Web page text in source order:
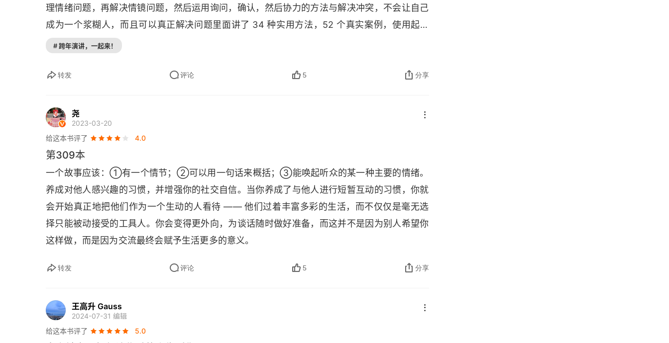
察一下别人的反应，让他人来决定是不是好笑。这样做通常是源于不安全感，想要将自己的意志
强加于他人 27. 对别人说 “不” 的终极办法就是踢皮球。这时候，你与其说 “不”，还不如说 “好
的，但是…” 踢皮球意味着把责任推卸给别人，而不用自己承担 28. 说 “不” 是一项宝贵的技能。
学会说 “不”，你就能避免紧张、对抗和愤怒。没有 “不” 的人生不是你自己的人生，而是为别人
技巧之一。它不仅在处理霸凌时有用，一旦你掌握了它的原理，它的用途就非常广泛了。如果气
氛很糟，机智的回应可以缓解紧张氛围，让情绪恢复正常。如果气氛很好，那么机智的回答就会
锦上添花 30. 掌握机智的回应技巧会为你赢得他人的尊重。只需要一句话，而且越短、越有力，
作用就越好、越有效。机智的回应能同时达到许多效果。它能让人们开怀大笑，让他们放下戒
备，同时也能让你显得聪明伶俐、洞察入微、思维敏捷 31. 运用正确的语调。最佳的机智回嘴中
应该带着 50% 的冷漠。你绝对不应该太过激动地去反驳别人，因为那样会显示出你受到了他们
起初辱骂的影响 32. 机智回嘴主要有三种方法同意，然后夸大：理念在于，无论对方骂了什么，
你都要表示赞同，然后以一种可笑的方式加以补充反驳，然后夸大大：让矛头轻松转向进行奇葩
的比较：要怪异一点，极端一点，越夸张越好。这并不是在反驳对方；只是把话题变成奇谈怪
论，甚至让人摸不着头脑 33. 应对这种被动攻击的行为不要把他们想要的东西拱手相让。让他们
们的名或者生他们的气。记住，在他们的脑海中，发生的所有不好的事情，没有一件是他们的
错。他们的世界观、他们处理问题的方式是扭曲的，所以如果你点他们的名，提醒他们自己应负
理情绪问题，再解决情镜问题，然后运用询问，确认，然后协力的方法与解决冲突，不会让自己
成为一个浆糊人，而且可以真正解决问题里面讲了 34 种实用方法，52 个真实案例，使用起来
更轻松易上手，比如，我们要去见客户，那么我要上让自己进入见客户的这个状态系统，先做一
丈母娘可以用 / 相亲可以用.. 确实可以用在各种社交场合中，帮自己解决难题，让自己变得更轻
# 跨年演讲，一起来！
转发 评论 5 分享
尧
2023-03-20
给这本书评了
4.0
第309本
一个故事应该：①有一个情节；②可以用一句话来概括；③能唤起听众的某一种主要的情绪。
养成对他人感兴趣的习惯，并增强你的社交自信。当你养成了与他人进行短暂互动的习惯，你就
会开始真正地把他们作为一个生动的人看待 —— 他们过着丰富多彩的生活，而不仅仅是毫无选
择只能被动接受的工具人。你会变得更外向，为谈话随时做好准备，而这并不是因为别人希望你
这样做，而是因为交流最终会赋予生活更多的意义。
转发 评论 5 分享
王高升 Gauss
2024-07-31 编辑
给这本书评了
5.0